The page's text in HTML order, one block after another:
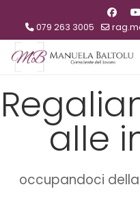
079 263 3005
alle
occupandoci